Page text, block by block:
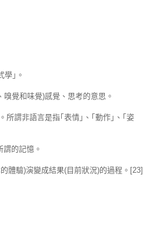
學｣。
覺和味覺)感覺、思考的意思。
所謂非語言是指｢表情｣、｢動作｣、｢姿
的記憶。
體驗)演變成結果(目前狀況)的過程。[23]